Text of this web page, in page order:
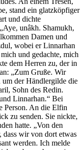
stand ein glatzköpfiger
und dichte
unâkh. Shamukh,
Damen und
wobei er Linnarhan
und gedachte, mich
dem Herren zu, der in
„Zum Gruße. Wir
um der Händlergilde die
Sohn des Redin.
Linnarhan.“ Bei
Person. An die Elfin
zu senden. Sie nickte,
hatte. „Von den
dass wir von dort etwas
werden. Ich melde